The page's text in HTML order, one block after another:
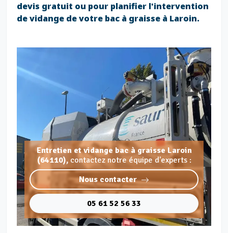
devis gratuit ou pour planifier l'intervention
de vidange de votre bac à graisse à Laroin.
Entretien et vidange bac à graisse Laroin
(64110), contactez notre équipe d'experts :
Nous contacter
05 61 52 56 33